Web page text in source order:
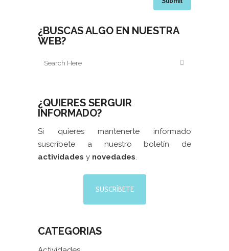
¿BUSCAS ALGO EN NUESTRA
WEB?
¿QUIERES SERGUIR
INFORMADO?
Si quieres mantenerte informado
suscríbete a nuestro boletín de
actividades y novedades.
SUSCRÍBETE
CATEGORIAS